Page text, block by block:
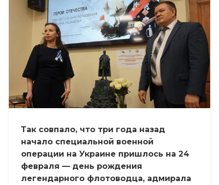
Так совпало, что три года назад
начало специальной военной
операции на Украине пришлось на 24
февраля — день рождения
легендарного флотоводца, адмирала